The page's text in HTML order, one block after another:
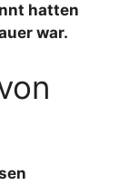
hatten
war.